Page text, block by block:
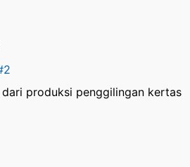
dari produksi penggilingan kertas